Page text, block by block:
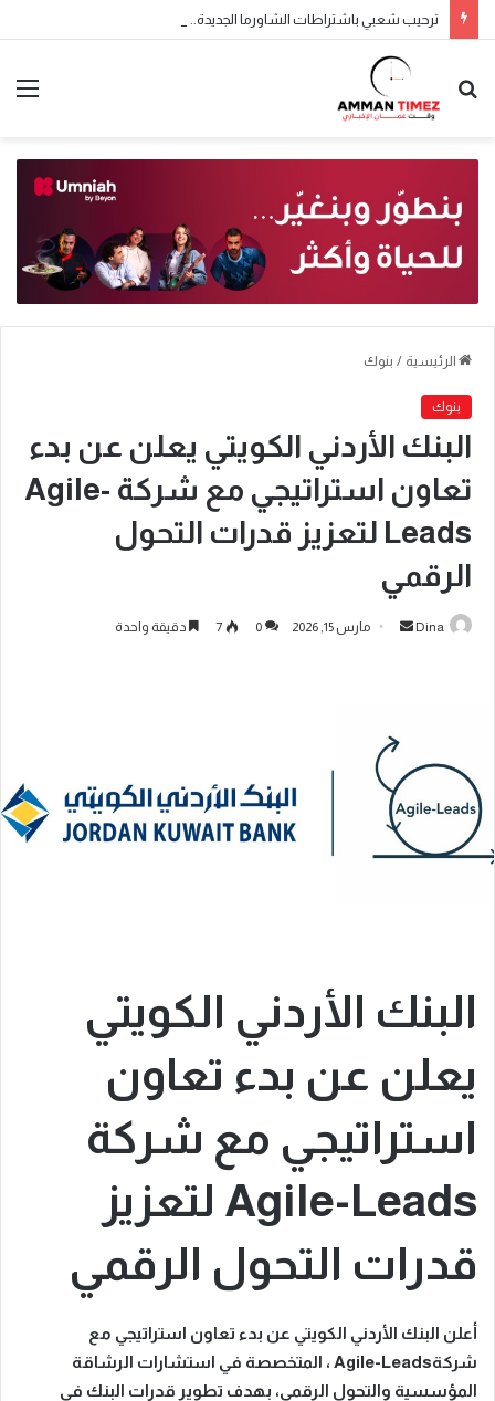
الرئيسية / بنوك
بنوك
البنك الأردني الكويتي يعلن عن بدء
تعاون استراتيجي مع شركة Agile-
Leads لتعزيز قدرات التحول
الرقمي
Dina مارس 15, 2026 0
7 دقيقة واحدة
البنك الأردني الكويتي
يعلن عن بدء تعاون
استراتيجي مع شركة
Agile-Leads لتعزيز
قدرات التحول الرقمي
أعلن البنك الأردني الكويتي عن بدء تعاون استراتيجي مع
شركةAgile-Leads ، المتخصصة في استشارات الرشاقة
المؤسسية والتحول الرقمي، بهدف تطوير قدرات البنك في